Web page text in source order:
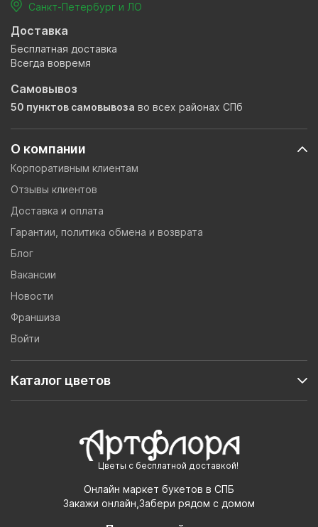
Цветы с бесплатной доставкой!
Онлайн маркет букетов в СПБ
Закажи онлайн,Забери рядом с домом
О компании
Корпоративным клиентам
Отзывы клиентов
Доставка и оплата
Гарантии, политика обмена и возврата
Блог
Вакансии
Новости
Франшиза
Войти
Каталог цветов
Санкт-Петербург и ЛО
Доставка
Бесплатная доставка
Всегда вовремя
Самовывоз
50 пунктов самовывоза во всех районах СПб